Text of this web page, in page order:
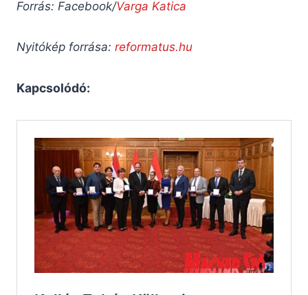
Forrás: Facebook/Varga Katica
Nyitókép forrása: reformatus.hu
Kapcsolódó: